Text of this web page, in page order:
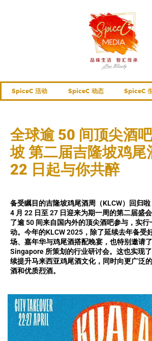
SpiceC 活动 SpiceC 动态 SpiceC
全球逾 50 间顶尖酒
坡 第二届吉隆坡鸡尾
22 日起与你共醉
备受瞩目的吉隆坡鸡尾酒周（KLCW）回归
4 月 22 日至 27 日迎来为期一周的第二届盛
了逾 50 间来自国内外的顶尖酒吧参与，实
动。今年的KLCW 2025，除了延续去年备受
场、嘉年华与鸡尾酒搭配晚宴，也特别邀请
Singapore 所策划的行业研讨会。这也实现
续提升马来西亚鸡尾酒文化，同时向更广泛
酒和优质烈酒。